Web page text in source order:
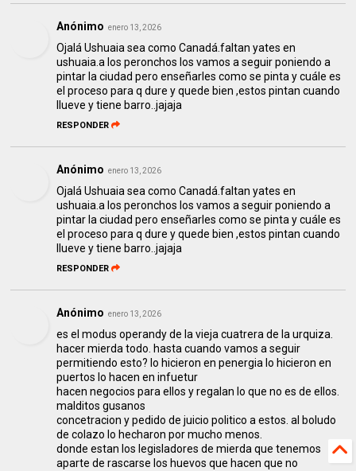
Anónimo enero 13, 2026
Ojalá Ushuaia sea como Canadá.faltan yates en
ushuaia.a los peronchos los vamos a seguir poniendo a
pintar la ciudad pero enseñarles como se pinta y cuále es
el proceso para q dure y quede bien ,estos pintan cuando
llueve y tiene barro..jajaja
RESPONDER
Anónimo enero 13, 2026
Ojalá Ushuaia sea como Canadá.faltan yates en
ushuaia.a los peronchos los vamos a seguir poniendo a
pintar la ciudad pero enseñarles como se pinta y cuále es
el proceso para q dure y quede bien ,estos pintan cuando
llueve y tiene barro..jajaja
RESPONDER
Anónimo enero 13, 2026
es el modus operandy de la vieja cuatrera de la urquiza.
hacer mierda todo. hasta cuando vamos a seguir
permitiendo esto? lo hicieron en penergia lo hicieron en
puertos lo hacen en infuetur
hacen negocios para ellos y regalan lo que no es de ellos.
malditos gusanos
concetracion y pedido de juicio politico a estos. al boludo
de colazo lo hecharon por mucho menos.
donde estan los legisladores de mierda que tenemos
aparte de rascarse los huevos que hacen que no